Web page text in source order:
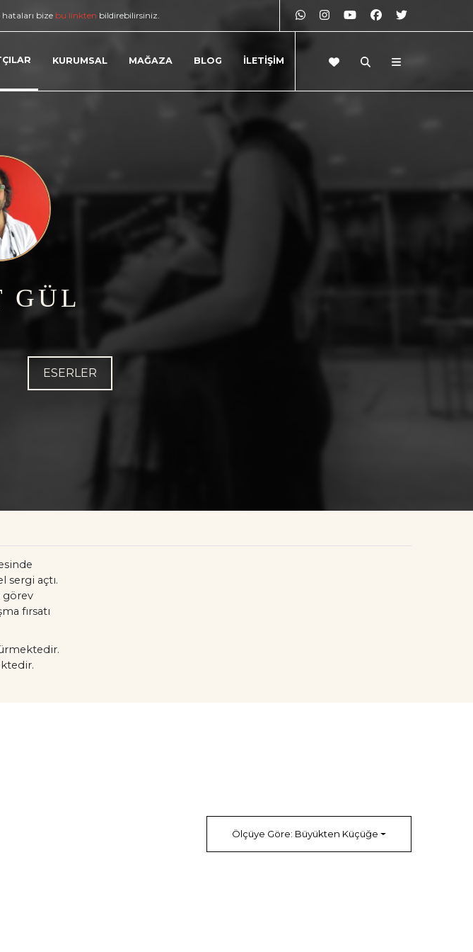
bize bu linkten bildirebilirsiniz.
KURUMSAL MAĞAZA BLOG İLETİŞİM
GÜL
ESERLER
sergi açtı.
görev
fırsatı
Ölçüye Göre: Büyükten Küçüğe